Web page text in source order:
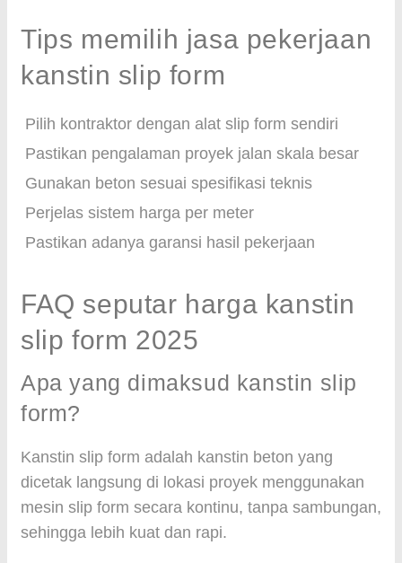
Tips memilih jasa pekerjaan
kanstin slip form
Pilih kontraktor dengan alat slip form sendiri
Pastikan pengalaman proyek jalan skala besar
Gunakan beton sesuai spesifikasi teknis
Perjelas sistem harga per meter
Pastikan adanya garansi hasil pekerjaan
FAQ seputar harga kanstin
slip form 2025
Apa yang dimaksud kanstin slip
form?
Kanstin slip form adalah kanstin beton yang
dicetak langsung di lokasi proyek menggunakan
mesin slip form secara kontinu, tanpa sambungan,
sehingga lebih kuat dan rapi.